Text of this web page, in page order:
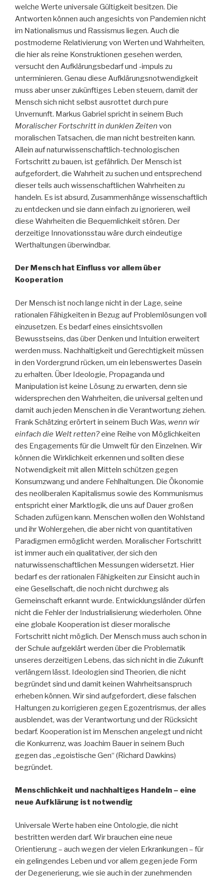
welche Werte universale Gültigkeit besitzen. Die
Antworten können auch angesichts von Pandemien nicht
im Nationalismus und Rassismus liegen. Auch die
postmoderne Relativierung von Werten und Wahrheiten,
die hier als reine Konstruktionen gesehen werden,
versucht den Aufklärungsbedarf und -impuls zu
unterminieren. Genau diese Aufklärungsnotwendigkeit
muss aber unser zukünftiges Leben steuern, damit der
Mensch sich nicht selbst ausrottet durch pure
Unvernunft. Markus Gabriel spricht in seinem Buch
Moralischer Fortschritt in dunklen Zeiten von
moralischen Tatsachen, die man nicht bestreiten kann.
Allein auf naturwissenschaftlich-technologischen
Fortschritt zu bauen, ist gefährlich. Der Mensch ist
aufgefordert, die Wahrheit zu suchen und entsprechend
dieser teils auch wissenschaftlichen Wahrheiten zu
handeln. Es ist absurd, Zusammenhänge wissenschaftlich
zu entdecken und sie dann einfach zu ignorieren, weil
diese Wahrheiten die Bequemlichkeit stören. Der
derzeitige Innovationsstau wäre durch eindeutige
Werthaltungen überwindbar.
Der Mensch hat Einfluss vor allem über
Kooperation
Der Mensch ist noch lange nicht in der Lage, seine
rationalen Fähigkeiten in Bezug auf Problemlösungen voll
einzusetzen. Es bedarf eines einsichtsvollen
Bewusstseins, das über Denken und Intuition erweitert
werden muss. Nachhaltigkeit und Gerechtigkeit müssen
in den Vordergrund rücken, um ein lebenswertes Dasein
zu erhalten. Über Ideologie, Propaganda und
Manipulation ist keine Lösung zu erwarten, denn sie
widersprechen den Wahrheiten, die universal gelten und
damit auch jeden Menschen in die Verantwortung ziehen.
Frank Schätzing erörtert in seinem Buch Was, wenn wir
einfach die Welt retten?eine Reihe von Möglichkeiten
des Engagements für die Umwelt für den Einzelnen. Wir
können die Wirklichkeit erkennen und sollten diese
Notwendigkeit mit allen Mitteln schützen gegen
Konsumzwang und andere Fehlhaltungen. Die Ökonomie
des neoliberalen Kapitalismus sowie des Kommunismus
entspricht einer Marktlogik, die uns auf Dauer großen
Schaden zufügen kann. Menschen wollen den Wohlstand
und ihr Wohlergehen, die aber nicht von quantitativen
Paradigmen ermöglicht werden. Moralischer Fortschritt
ist immer auch ein qualitativer, der sich den
naturwissenschaftlichen Messungen widersetzt. Hier
bedarf es der rationalen Fähigkeiten zur Einsicht auch in
eine Gesellschaft, die noch nicht durchweg als
Gemeinschaft erkannt wurde. Entwicklungsländer dürfen
nicht die Fehler der Industrialisierung wiederholen. Ohne
eine globale Kooperation ist dieser moralische
Fortschritt nicht möglich. Der Mensch muss auch schon in
der Schule aufgeklärt werden über die Problematik
unseres derzeitigen Lebens, das sich nicht in die Zukunft
verlängern lässt. Ideologien sind Theorien, die nicht
begründet sind und damit keinen Wahrheitsanspruch
erheben können. Wir sind aufgefordert, diese falschen
Haltungen zu korrigieren gegen Egozentrismus, der alles
ausblendet, was der Verantwortung und der Rücksicht
bedarf. Kooperation ist im Menschen angelegt und nicht
die Konkurrenz, was Joachim Bauer in seinem Buch
gegen das „egoistische Gen“ (Richard Dawkins)
begründet.
Menschlichkeit und nachhaltiges Handeln – eine
neue Aufklärung ist notwendig
Universale Werte haben eine Ontologie, die nicht
bestritten werden darf. Wir brauchen eine neue
Orientierung – auch wegen der vielen Erkrankungen – für
ein gelingendes Leben und vor allem gegen jede Form
der Degenerierung, wie sie auch in der zunehmenden